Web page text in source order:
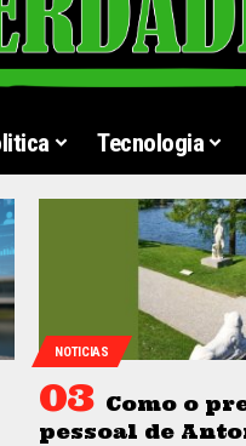
Tecnologia
NOTICIAS
Como o
pessoal de